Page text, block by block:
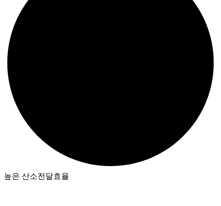
높은 산소전달효율